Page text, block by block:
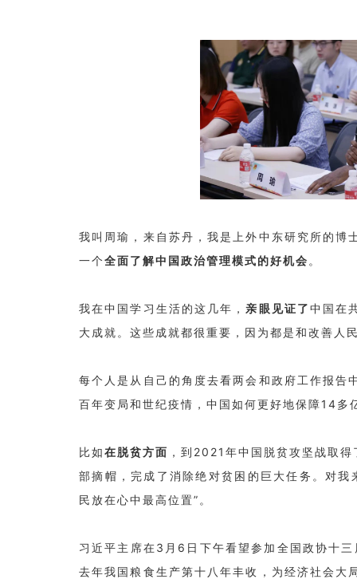
我叫周瑜，来自苏丹，我是上外中东研究所的
一个全面了解中国政治管理模式的好机会 。
我在中国学习生活的这几年，亲眼见证了中国在
大成就。这些成就都很重要，因为都是和改善人
每个人是从自己的角度去看两会和政府工作报告
百年变局和世纪疫情，中国如何更好地保障14多
比如在脱贫方面 ，到2021年中国脱贫攻坚战取
部摘帽，完成了消除绝对贫困的巨大任务。对
民放在心中最高位置”。
习近平主席在3月6日下午看望参加全国政协十
去年我国粮食生产第十八年丰收，为经济社会